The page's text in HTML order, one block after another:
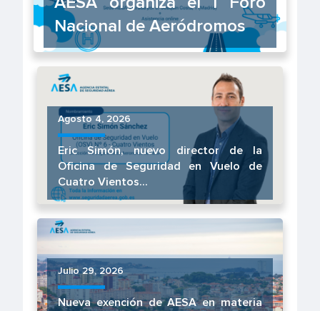
Nacional de Aeródromos
Agosto 4, 2026
Eric Simón, nuevo director de la
Oficina de Seguridad en Vuelo de
Cuatro Vientos...
Julio 29, 2026
Nueva exención de AESA en materia